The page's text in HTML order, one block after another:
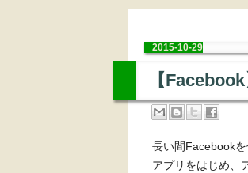
2015-10-29
【
長い間Facebook
アプリをはじめ、